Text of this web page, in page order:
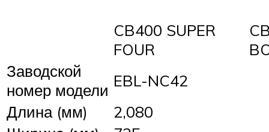
CB400 SUPER
FOUR
Заводской
номер модели EBL-NC42
Длина (мм)
2,080